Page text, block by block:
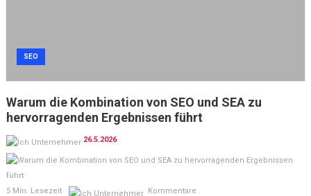
SEO
Warum die Kombination von SEO und SEA zu
hervorragenden Ergebnissen führt
26.5.2026
5 Min. Lesezeit Kommentare